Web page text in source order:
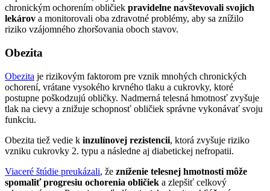
chronickým ochorením obličiek pravidelne navštevovali svojich
lekárov a monitorovali oba zdravotné problémy, aby sa znížilo
riziko vzájomného zhoršovania oboch stavov.
Obezita
Obezita je rizikovým faktorom pre vznik mnohých chronických
ochorení, vrátane vysokého krvného tlaku a cukrovky, ktoré
postupne poškodzujú obličky. Nadmerná telesná hmotnosť zvyšuje
tlak na cievy a znižuje schopnosť obličiek správne vykonávať svoju
funkciu.
Obezita tiež vedie k inzulínovej rezistencii, ktorá zvyšuje riziko
vzniku cukrovky 2. typu a následne aj diabetickej nefropatii.
Viaceré štúdie preukázali, že zníženie telesnej hmotnosti môže
spomaliť progresiu ochorenia obličiek a zlepšiť celkový